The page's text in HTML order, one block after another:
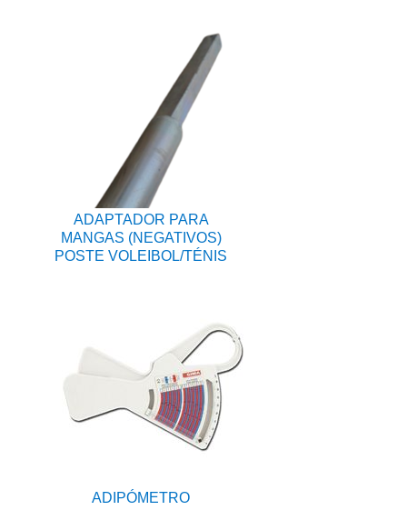
ADAPTADOR PARA
MANGAS (NEGATIVOS)
POSTE VOLEIBOL/TÉNIS
ADIPÓMETRO